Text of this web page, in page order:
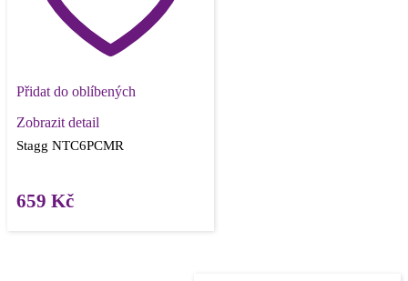
Přidat do oblíbených
Zobrazit detail
Stagg NTC6PCMR
659 Kč